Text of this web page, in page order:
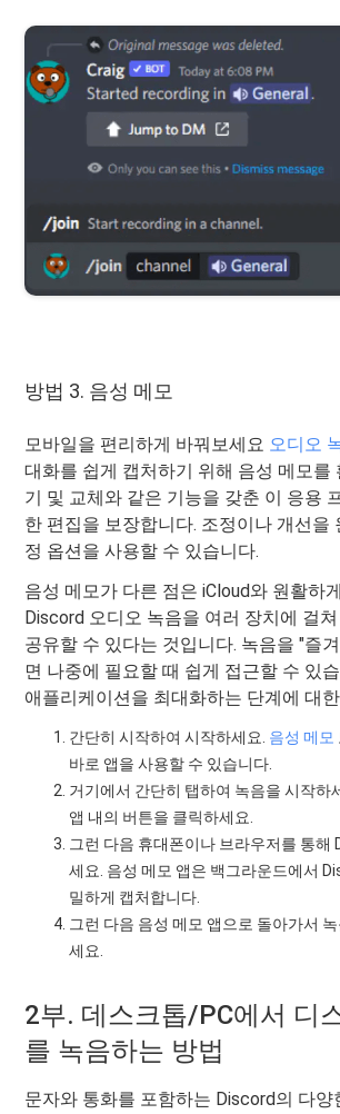
방법 3. 음성 메모
모바일을 편리하게 바꿔보세요 오디오
대화를 쉽게 캡처하기 위해 음성 메모를
기 및 교체와 같은 기능을 갖춘 이 응용
한 편집을 보장합니다. 조정이나 개선을
정 옵션을 사용할 수 있습니다.
음성 메모가 다른 점은 iCloud와 원활하
Discord 오디오 녹음을 여러 장치에 걸
공유할 수 있다는 것입니다. 녹음을 "즐
면 나중에 필요할 때 쉽게 접근할 수 있
애플리케이션을 최대화하는 단계에 대
간단히 시작하여 시작하세요. 음성 메모
바로 앱을 사용할 수 있습니다.
거기에서 간단히 탭하여 녹음을 시작하
앱 내의 버튼을 클릭하세요.
그런 다음 휴대폰이나 브라우저를 통해
세요. 음성 메모 앱은 백그라운드에서
밀하게 캡처합니다.
그런 다음 음성 메모 앱으로 돌아가서
세요.
2부. 데스크톱/PC에서 디
를 녹음하는 방법
문자와 통화를 포함하는 Discord의 다양